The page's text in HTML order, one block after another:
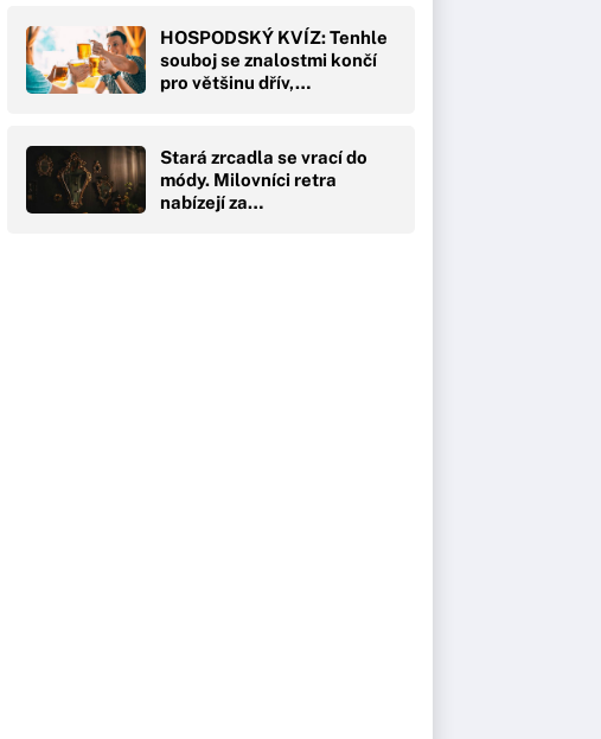
HOSPODSKÝ KVÍZ: Tenhle
souboj se znalostmi končí
pro většinu dřív,…
Stará zrcadla se vrací do
módy. Milovníci retra
nabízejí za…